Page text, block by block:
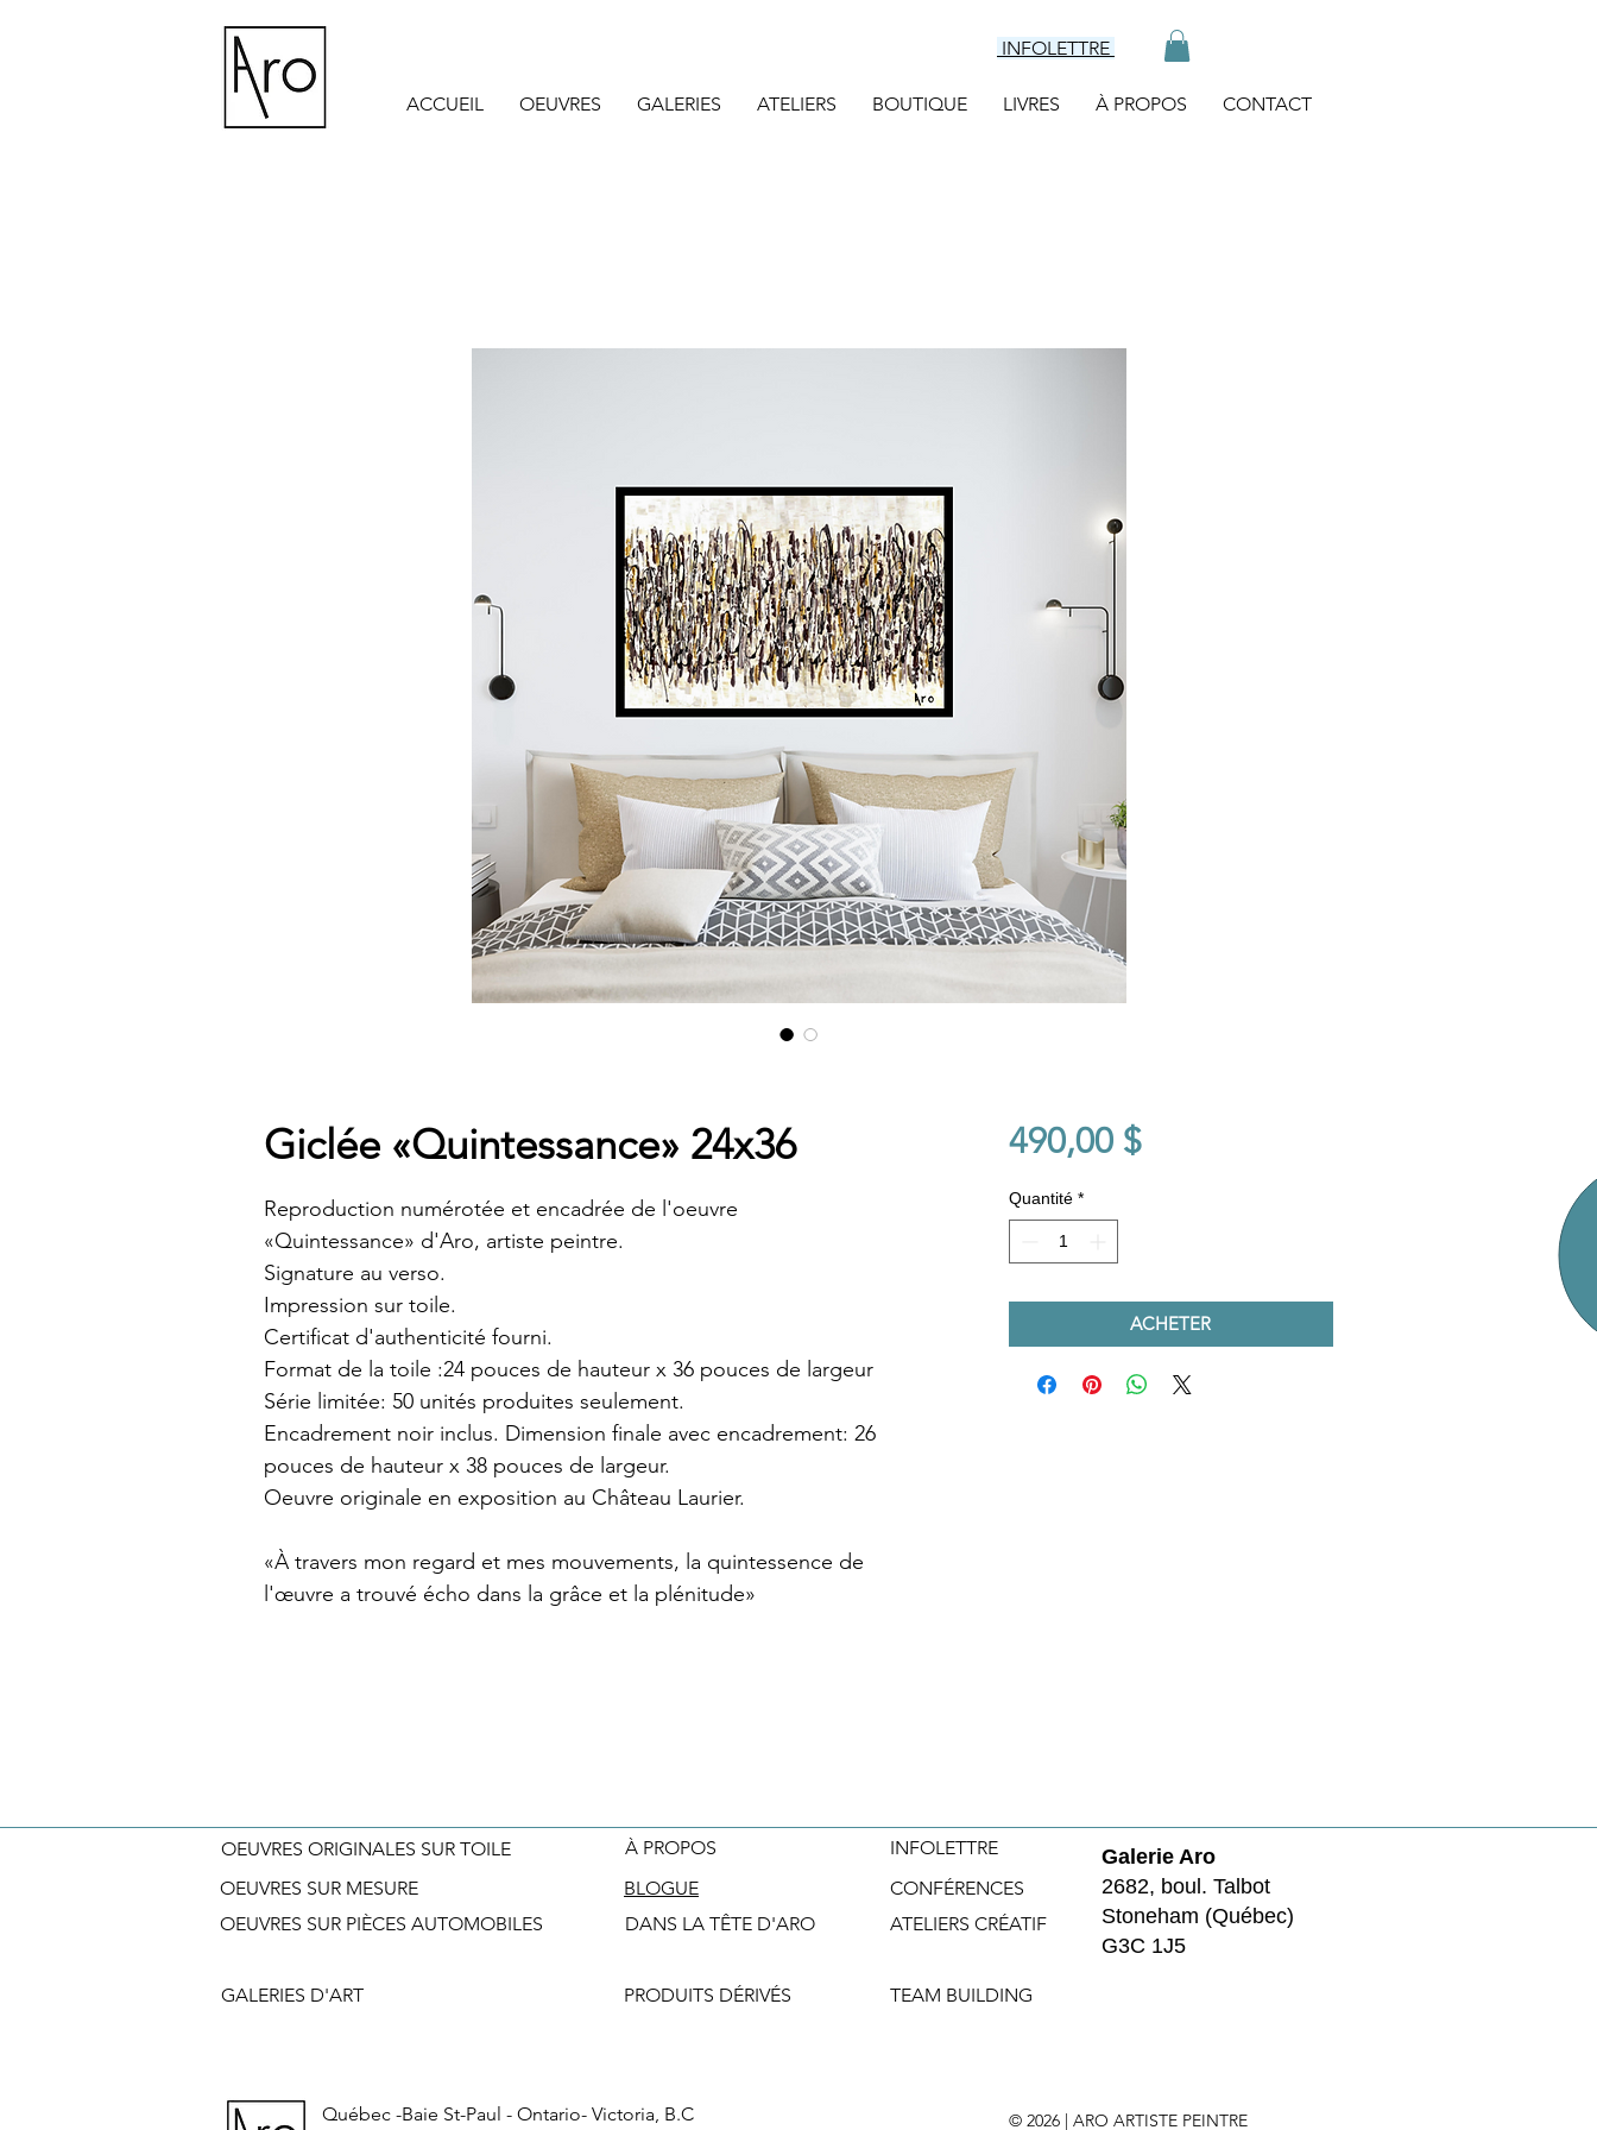
INFOLETTRE
ACCUEIL OEUVRES GALERIES ATELIERS BOUTIQUE LIVRES À PROPOS CONTACT
Giclée «Quintessance» 24x36
Reproduction numérotée et encadrée de l'oeuvre
«Quintessance» d'Aro, artiste peintre.
Signature au verso.
Impression sur toile.
Certificat d'authenticité fourni.
Format de la toile :24 pouces de hauteur x 36 pouces de largeur
Série limitée: 50 unités produites seulement.
Encadrement noir inclus. Dimension finale avec encadrement: 26
pouces de hauteur x 38 pouces de largeur.
Oeuvre originale en exposition au Château Laurier.
«À travers mon regard et mes mouvements, la quintessence de
l'œuvre a trouvé écho dans la grâce et la plénitude»
490,00 $Prix
Quantité *
ACHETER
OEUVRES ORIGINALES SUR TOILE
OEUVRES SUR MESURE
OEUVRES SUR PIÈCES AUTOMOBILES
GALERIES D'ART
À PROPOS
BLOGUE
DANS LA TÊTE D'ARO
PRODUITS DÉRIVÉS
INFOLETTRE
CONFÉRENCES
ATELIERS CRÉATIF
Galerie Aro
2682, boul. Talbot
Stoneham (Québec)
G3C 1J5
TEAM BUILDING
© 2026 | ARO ARTISTE PEINTRE
Québec -Baie St-Paul - Ontario- Victoria, B.C